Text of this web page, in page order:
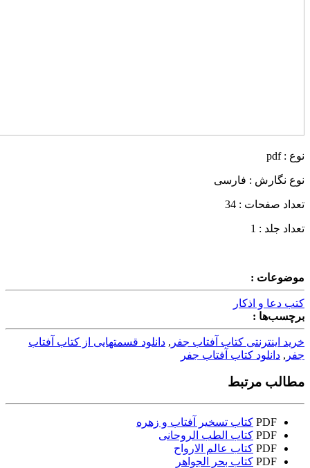
نوع : pdf
نوع نگارش : فارسی
تعداد صفحات : 34
تعداد جلد : 1
موضوعات :
کتب دعا و اذکار
برچسب‌ها :
خرید اینترنتی کتاب آفتاب جفر , دانلود قسمتهایی از کتاب آفتاب
جفر , دانلود کتاب آفتاب جفر
مطالب مرتبط
PDF کتاب تسخیر آفتاب و زهره
PDF کتاب الطب الروحانی
PDF کتاب عالم الارواح
PDF کتاب بحر الجواهر